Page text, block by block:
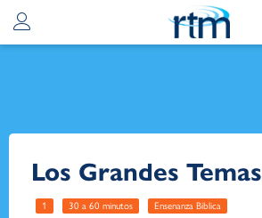
Los Grandes Temas
1 30 a 60 minutos Ensenanza Biblica